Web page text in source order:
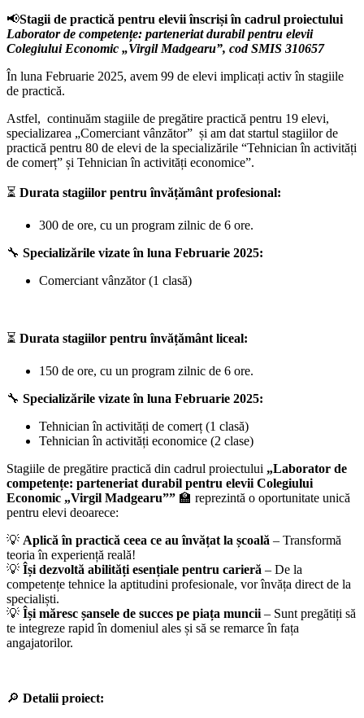
📢Stagii de practică pentru elevii înscriși în cadrul proiectului
Laborator de competențe: parteneriat durabil pentru elevii
Colegiului Economic „Virgil Madgearu”, cod SMIS 310657
În luna Februarie 2025, avem 99 de elevi implicați activ în stagiile
de practică.
Astfel, continuăm stagiile de pregătire practică pentru 19 elevi,
specializarea „Comerciant vânzător” și am dat startul stagiilor de
practică pentru 80 de elevi de la specializările “Tehnician în activități
de comerț” și Tehnician în activități economice”.
⏳ Durata stagiilor pentru învățământ profesional:
300 de ore, cu un program zilnic de 6 ore.
🔧 Specializările vizate în luna Februarie 2025:
Comerciant vânzător (1 clasă)
⏳ Durata stagiilor pentru învățământ liceal:
150 de ore, cu un program zilnic de 6 ore.
🔧 Specializările vizate în luna Februarie 2025:
Tehnician în activități de comerț (1 clasă)
Tehnician în activități economice (2 clase)
Stagiile de pregătire practică din cadrul proiectului „Laborator de
competențe: parteneriat durabil pentru elevii Colegiului
Economic „Virgil Madgearu”” 🏫 reprezintă o oportunitate unică
pentru elevi deoarece:
💡 Aplicăîn practică ceea ce au învățat la școală – Transformă
teoria în experiență reală!
💡 Își dezvoltă abilități esențiale pentru carieră – De la
competențe tehnice la aptitudini profesionale, vor învăța direct de la
specialiști.
💡 Își măresc șansele de succes pe piața muncii– Sunt pregătiți să
te integreze rapid în domeniul ales și să se remarce în fața
angajatorilor.
🔎 Detalii proiect: